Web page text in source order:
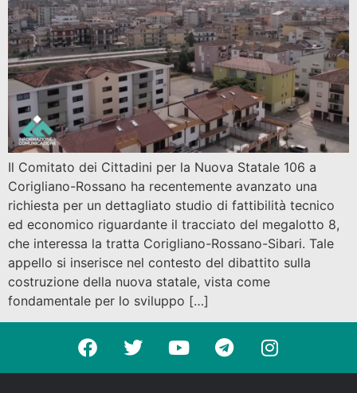
Il Comitato dei Cittadini per la Nuova Statale 106 a
Corigliano-Rossano ha recentemente avanzato una
richiesta per un dettagliato studio di fattibilità tecnico
ed economico riguardante il tracciato del megalotto 8,
che interessa la tratta Corigliano-Rossano-Sibari. Tale
appello si inserisce nel contesto del dibattito sulla
costruzione della nuova statale, vista come
fondamentale per lo sviluppo […]